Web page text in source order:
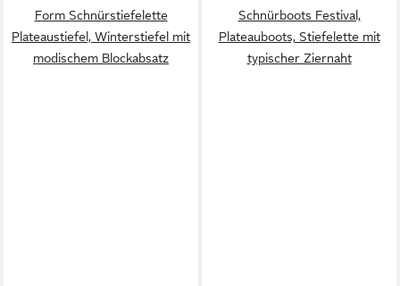
Form Schnürstiefelette
Plateaustiefel, Winterstiefel mit
modischem Blockabsatz
Schnürboots Festival,
Plateauboots, Stiefelette mit
typischer Ziernaht